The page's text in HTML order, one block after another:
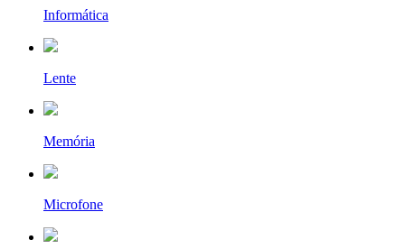
Informática
Lente
Memória
Microfone